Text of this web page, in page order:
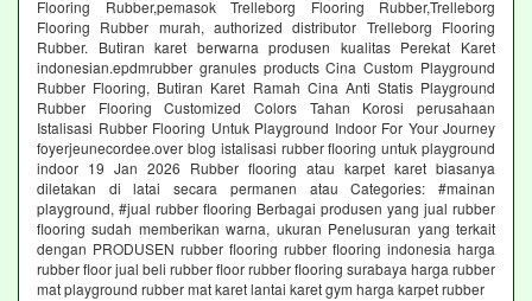
Flooring Rubber,pemasok Trelleborg Flooring Rubber,Trelleborg
Flooring Rubber murah, authorized distributor Trelleborg Flooring
Rubber. Butiran karet berwarna produsen kualitas Perekat Karet
indonesian.epdmrubber granules products Cina Custom Playground
Rubber Flooring, Butiran Karet Ramah Cina Anti Statis Playground
Rubber Flooring Customized Colors Tahan Korosi perusahaan
Istalisasi Rubber Flooring Untuk Playground Indoor For Your Journey
foyerjeunecordee.over blog istalisasi rubber flooring untuk playground
indoor 19 Jan 2026 Rubber flooring atau karpet karet biasanya
diletakan di latai secara permanen atau Categories: #mainan
playground, #jual rubber flooring Berbagai produsen yang jual rubber
flooring sudah memberikan warna, ukuran Penelusuran yang terkait
dengan PRODUSEN rubber flooring rubber flooring indonesia harga
rubber floor jual beli rubber floor rubber flooring surabaya harga rubber
mat playground rubber mat karet lantai karet gym harga karpet rubber